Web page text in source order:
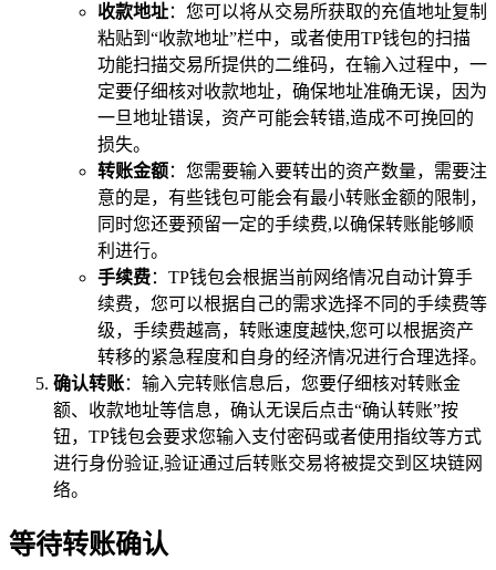
收款地址：您可以将从交易所获取的充值地址复制
粘贴到“收款地址”栏中，或者使用TP钱包的扫描
功能扫描交易所提供的二维码，在输入过程中，一
定要仔细核对收款地址，确保地址准确无误，因为
一旦地址错误，资产可能会转错,造成不可挽回的
损失。
转账金额：您需要输入要转出的资产数量，需要注
意的是，有些钱包可能会有最小转账金额的限制，
同时您还要预留一定的手续费,以确保转账能够顺
利进行。
手续费：TP钱包会根据当前网络情况自动计算手
续费，您可以根据自己的需求选择不同的手续费等
级，手续费越高，转账速度越快,您可以根据资产
转移的紧急程度和自身的经济情况进行合理选择。
确认转账：输入完转账信息后，您要仔细核对转账金
额、收款地址等信息，确认无误后点击“确认转账”按
钮，TP钱包会要求您输入支付密码或者使用指纹等方式
进行身份验证,验证通过后转账交易将被提交到区块链网
络。
等待转账确认